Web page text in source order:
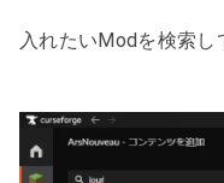
入れたいModを検索し